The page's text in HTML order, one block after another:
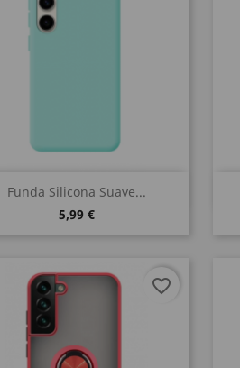
Funda Silicona Suave...
5,99 €
 Vista rápida
favorite_border